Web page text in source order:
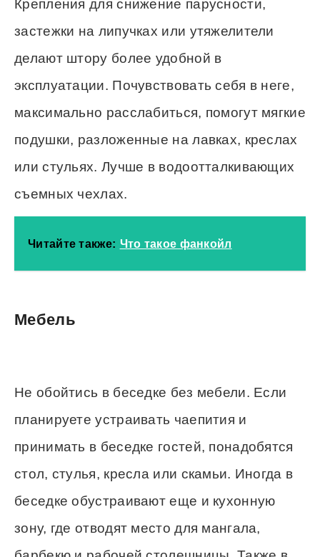
Крепления для снижение парусности,
застежки на липучках или утяжелители
делают штору более удобной в
эксплуатации. Почувствовать себя в неге,
максимально расслабиться, помогут мягкие
подушки, разложенные на лавках, креслах
или стульях. Лучше в водоотталкивающих
съемных чехлах.
Читайте также: Что такое фанкойл
Мебель
Не обойтись в беседке без мебели. Если
планируете устраивать чаепития и
принимать в беседке гостей, понадобятся
стол, стулья, кресла или скамьи. Иногда в
беседке обустраивают еще и кухонную
зону, где отводят место для мангала,